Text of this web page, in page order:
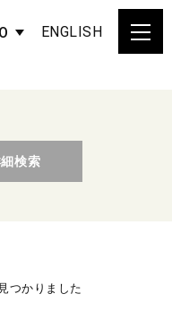
ENGLISH
検索
つかりました